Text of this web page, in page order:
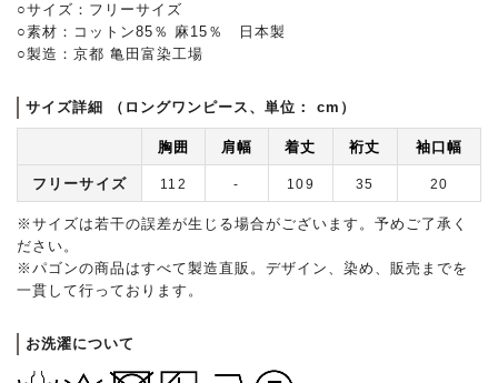
○サイズ：フリーサイズ
○素材：コットン85％ 麻15％ 日本製
○製造：京都 亀田富染工場
サイズ詳細 （ロングワンピース、単位： cm）
胸囲 肩幅 着丈 裄丈 袖口幅
フリーサイズ 112 - 109 35 20
※サイズは若干の誤差が生じる場合がございます。予めご了承く
ださい。
※パゴンの商品はすべて製造直販。デザイン、染め、販売までを
一貫して行っております。
お洗濯について